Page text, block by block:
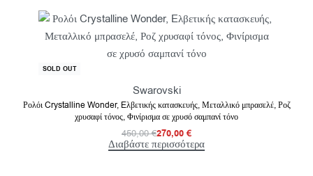
-40% OFF
SOLD OUT
Swarovski
Ρολόι Crystalline Wonder, Eλβετικής κατασκευής, Μεταλλικό μπρασελέ, Ροζ
χρυσαφί τόνος, Φινίρισμα σε χρυσό σαμπανί τόνο
450,00€270,00 €
Διαβάστε περισσότερα